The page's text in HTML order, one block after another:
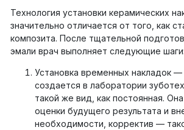
Технология установки керамических
значительно отличается от того, как
композита. После тщательной
эмали врач выполняет следующие шаги:
Установка временных накладок —
создается в лаборатории
такой же вид, как постоянная.
оценки будущего результата и
необходимости, корректив —